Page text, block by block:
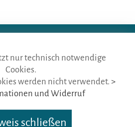
BVGD · Gustav-Adolf-Str. 33 · D-90439
64 675· Mail:info@die-gaestefuehrer.de
Impressum · Datenschutz
nur technisch notwendige
Cookies.
werden nicht verwendet. >
und Widerruf
schließen